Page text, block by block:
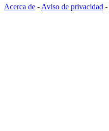
Acerca de - Aviso de privacidad -